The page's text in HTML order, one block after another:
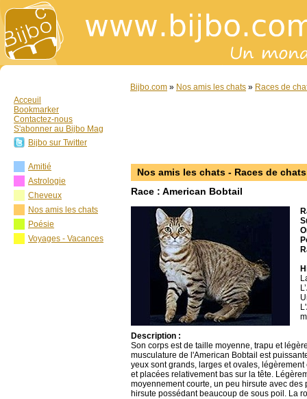
Acceuil
Bookmarker
Contactez-nous
S'abonner au Bijbo Mag
Bijbo sur Twitter
Amitié
Astrologie
Cheveux
Nos amis les chats
Poésie
Voyages - Vacances
Bijbo.com » Nos amis les chats » Races de
Nos amis les chats - Races de chats
Race : American Bobtail
Description :
Son corps est de taille moyenne, trapu et
musculature de l'American Bobtail est
yeux sont grands, larges et ovales,
et placées relativement bas sur la tête.
moyennement courte, un peu hirsute avec
hirsute possédant beaucoup de sous poil. La